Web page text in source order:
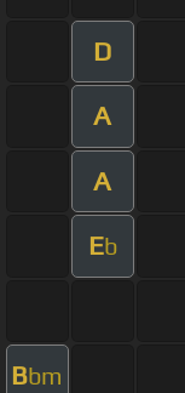
D
A
A
Eb
Bbm